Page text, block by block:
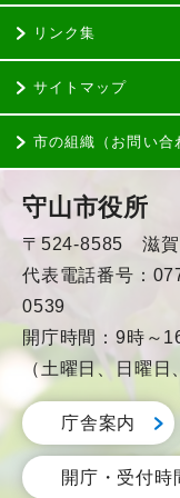
リンク集
サイトマップ
市の組織（お問い合
守山市役所
〒524-8585 滋賀
代表電話番号：
0539
開庁時間：9時～
（土曜日、日曜日
庁舎案内
開庁・受付時